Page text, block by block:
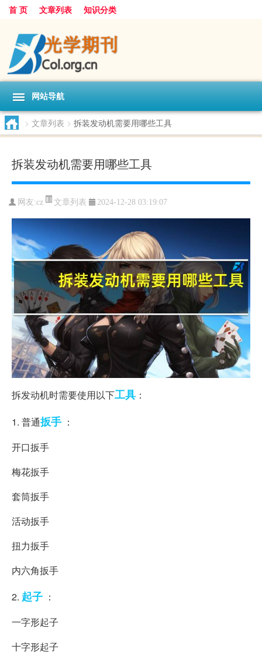
首 页 文章列表 知识分类
网站导航
> 文章列表 > 拆装发动机需要用哪些工具
拆装发动机需要用哪些工具
网友:cz 文章列表 2024-12-28 03:19:07
拆发动机时需要使用以下工具 ：
1. 普通扳手 ：
开口扳手
梅花扳手
套筒扳手
活动扳手
扭力扳手
内六角扳手
2. 起子 ：
一字形起子
十字形起子